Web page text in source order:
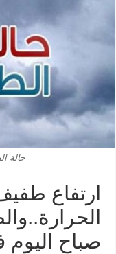
حالة
ارتفاع
صباح اليوم